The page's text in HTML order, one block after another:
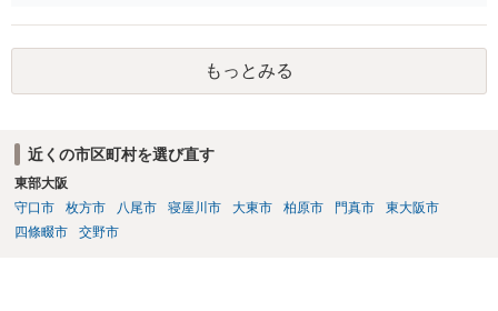
めいたします。起訴されてしまうと前科はついてしまう可能性が極め
て高いので、被害金額はさほど大きくなく初犯で起訴猶予の可能性が
あり得る事案なのであれば、起訴までの弁護活動が極めて重要です。
もちろん国選弁護人であってもできるかぎり最善を尽くす弁護士が大
り、示談をまとめられる可能性が高くなる傾向は否定できないように
思われます。
もっとみる
近くの市区町村を選び直す
東部大阪
守口市
枚方市 八尾市 寝屋川市 大東市 柏原市 門真市
東大阪市
四條畷市
交野市